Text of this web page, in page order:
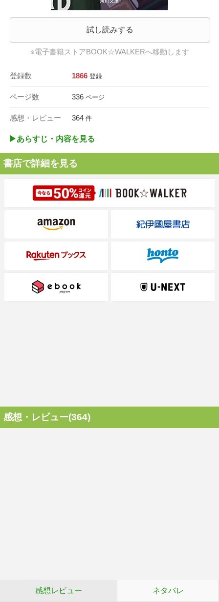
試し読みする
※電子書籍ストアBOOK☆WALKERへ移動します
登録数 1866 登録
ページ数 336 ページ
感想・レビュー 364 件
▶︎あらすじ・内容を見る
書店で詳細を見る
感想・レビュー(364)
感想レビュー ネタバレ